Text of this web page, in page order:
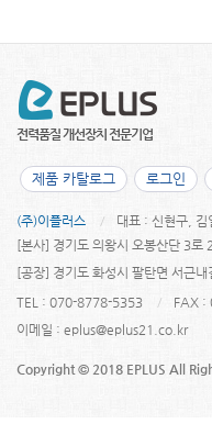
제품 카탈로그 로그인
(주)이플러스
대표 : 신현구, 김
[본사] 경기도 의왕시 오봉산단 3
[공장] 경기도 화성시 팔탄면 서근
TEL : 070-8778-5353
FAX :
이메일 : eplus@eplus21.co.kr
Copyright © 2018 EPLUS All